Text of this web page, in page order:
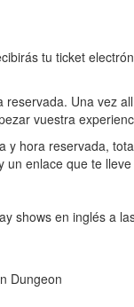
tu ticket
Una vez
vuestra
y hora reservada,
enlace que te
shows en inglés a
Dungeon